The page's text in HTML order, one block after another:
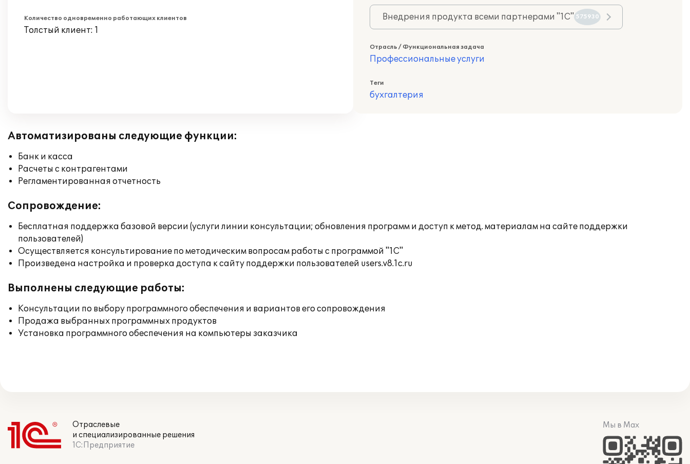
Количество одновременно работающих клиентов
Толстый клиент: 1
Внедрения продукта всеми партнерами "1С" 575930
Отрасль / Функциональная задача
Профессиональные услуги
Теги
бухгалтерия
Автоматизированы следующие функции:
Банк и касса
Расчеты с контрагентами
Регламентированная отчетность
Сопровождение:
Бесплатная поддержка базовой версии (услуги линии консультации; обновления программ и доступ к метод. материалам на сайте поддержки
пользователей)
Осуществляется консультирование по методическим вопросам работы с программой "1С"
Произведена настройка и проверка доступа к сайту поддержки пользователей users.v8.1c.ru
Выполнены следующие работы:
Консультации по выбору программного обеспечения и вариантов его сопровождения
Продажа выбранных программных продуктов
Установка программного обеспечения на компьютеры заказчика
Отраслевые
и специализированные решения
1С:Предприятие
Мы в Max